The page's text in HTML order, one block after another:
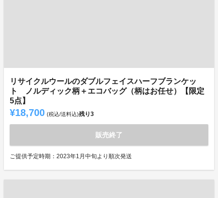
リサイクルウールのダブルフェイスハーフブランケッ
ト ノルディック柄＋エコバッグ（柄はお任せ）【限定
5点】
¥18,700 (税込/送料込)残り3
販売終了
ご提供予定時期：2023年1月中旬より順次発送